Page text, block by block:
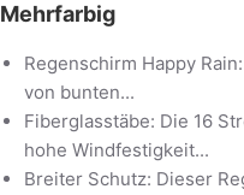
Mehrfarbig
Regenschirm Happy
von bunten...
Fiberglasstäbe: Die 16
hohe Windfestigkeit...
Breiter Schutz: Dieser